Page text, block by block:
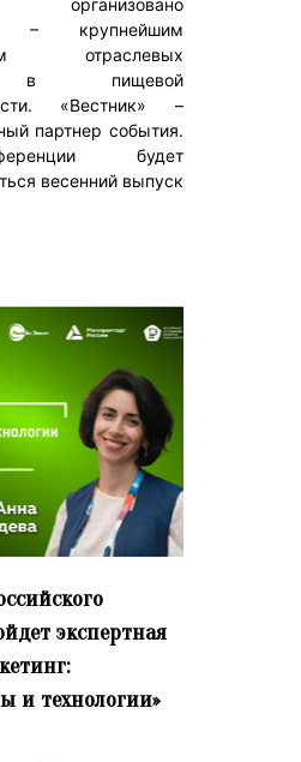
организовано
– крупнейшим
отраслевых
в пищевой
«Вестник» –
партнер события.
будет
весенний выпуск
экспертная
и технологии»